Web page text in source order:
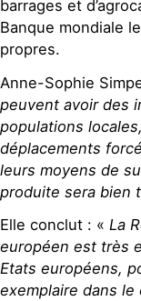
barrages et
Banque mondiale
propres.
Anne-Sophie
peuvent avoir des
populations
déplacements
leurs moyens de
produite sera bien
Elle conclut : « La
européen est très
Etats européens,
exemplaire dans